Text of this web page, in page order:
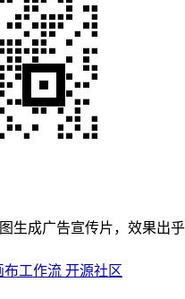
生成广告宣传片，效果出乎
布工作流 开源社区